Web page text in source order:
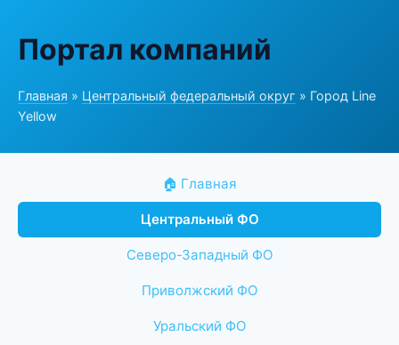
Портал компаний
Главная » Центральный федеральный округ » Город Line
Yellow
🏠 Главная
Центральный ФО
Северо-Западный ФО
Приволжский ФО
Уральский ФО